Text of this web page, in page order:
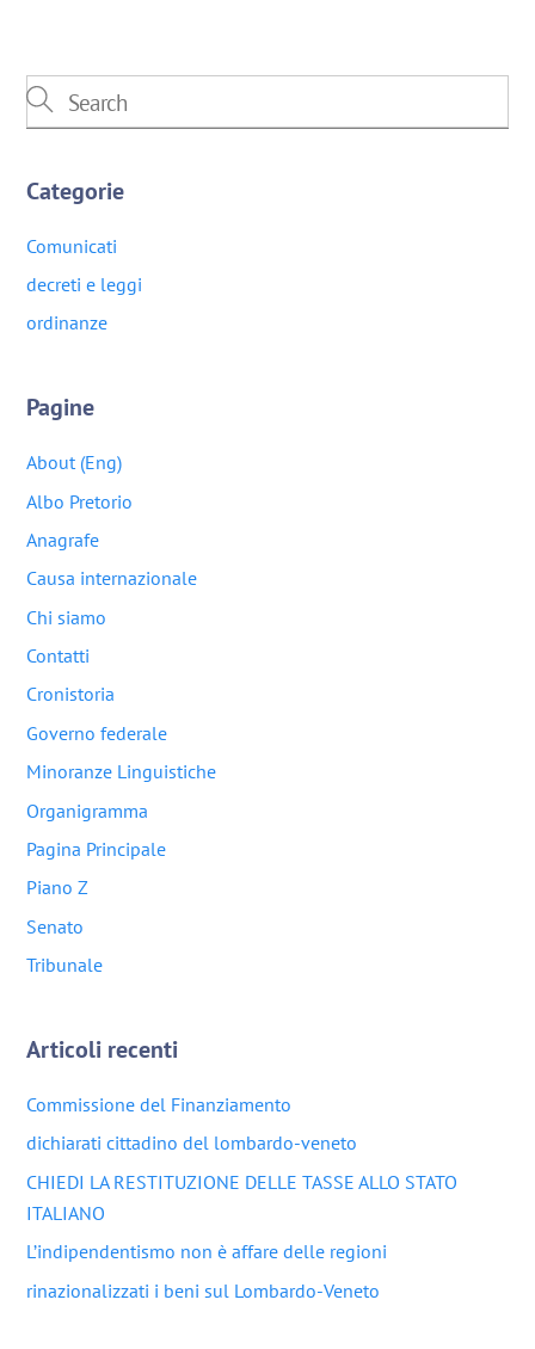
Categorie
Comunicati
decreti e leggi
ordinanze
Pagine
About (Eng)
Albo Pretorio
Anagrafe
Causa internazionale
Chi siamo
Contatti
Cronistoria
Governo federale
Minoranze Linguistiche
Organigramma
Pagina Principale
Piano Z
Senato
Tribunale
Articoli recenti
Commissione del Finanziamento
dichiarati cittadino del lombardo-veneto
CHIEDI LA RESTITUZIONE DELLE TASSE ALLO STATO
ITALIANO
L’indipendentismo non è affare delle regioni
rinazionalizzati i beni sul Lombardo-Veneto